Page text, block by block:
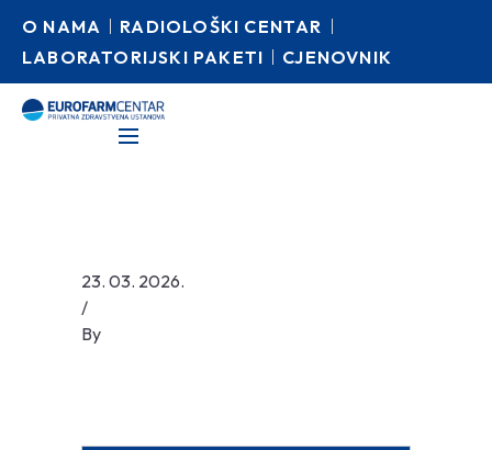
O NAMA
RADIOLOŠKI CENTAR
LABORATORIJSKI PAKETI
CJENOVNIK
23. 03. 2026.
/
By